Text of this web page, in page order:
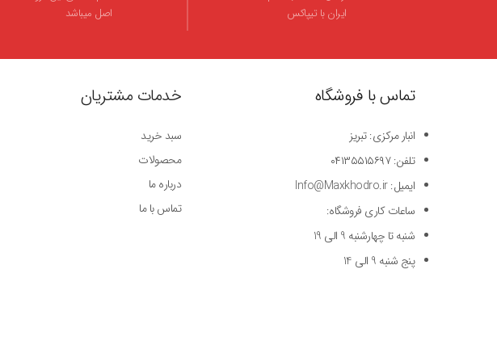
اصل میباشد
ایران با تیپاکس
خدمات مشتریان
سبد خرید
محصولات
درباره ما
تماس با ما
تماس با فروشگاه
انبار مرکزی: تبریز
تلفن: ۰۴۱۳۵۵۱۵۶۹۷
ایمیل: Info@Maxkhodro.ir
ساعات کاری فروشگاه:
شنبه تا چهارشنبه 9 الی 19
پنج شنبه 9 الی 14